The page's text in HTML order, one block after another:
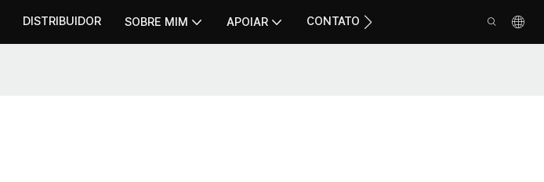
DISTRIBUIDOR SOBRE MIM APOIAR CONTATO